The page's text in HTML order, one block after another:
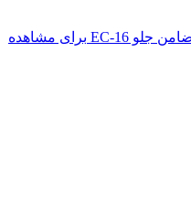
برای مشاهده